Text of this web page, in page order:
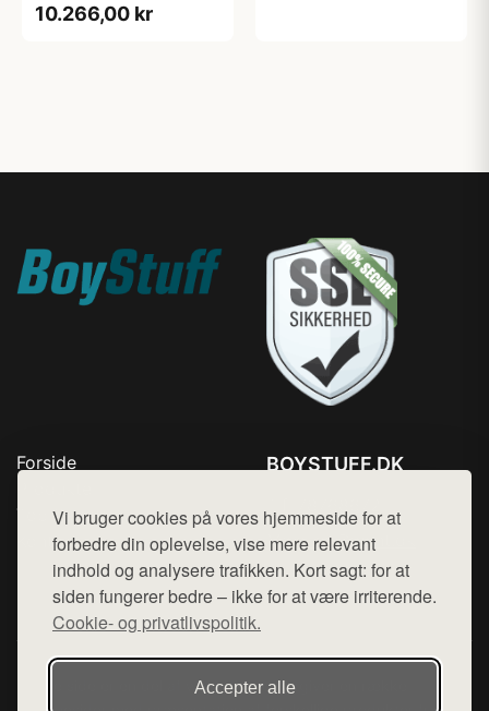
Vi bruger cookies på vores hjemmeside for at
forbedre din oplevelse, vise mere relevant
indhold og analysere trafikken. Kort sagt: for at
siden fungerer bedre – ikke for at være irriterende.
Cookie- og privatlivspolitik.
Accepter alle
10.266,00 kr
Forside
Top Rabatter
Kontakt
BOYSTUFF.DK
Mail: hej@want.dk
Cookie- og privatlivspolitik
Denne side er en del af want.dk, der udgiver en række